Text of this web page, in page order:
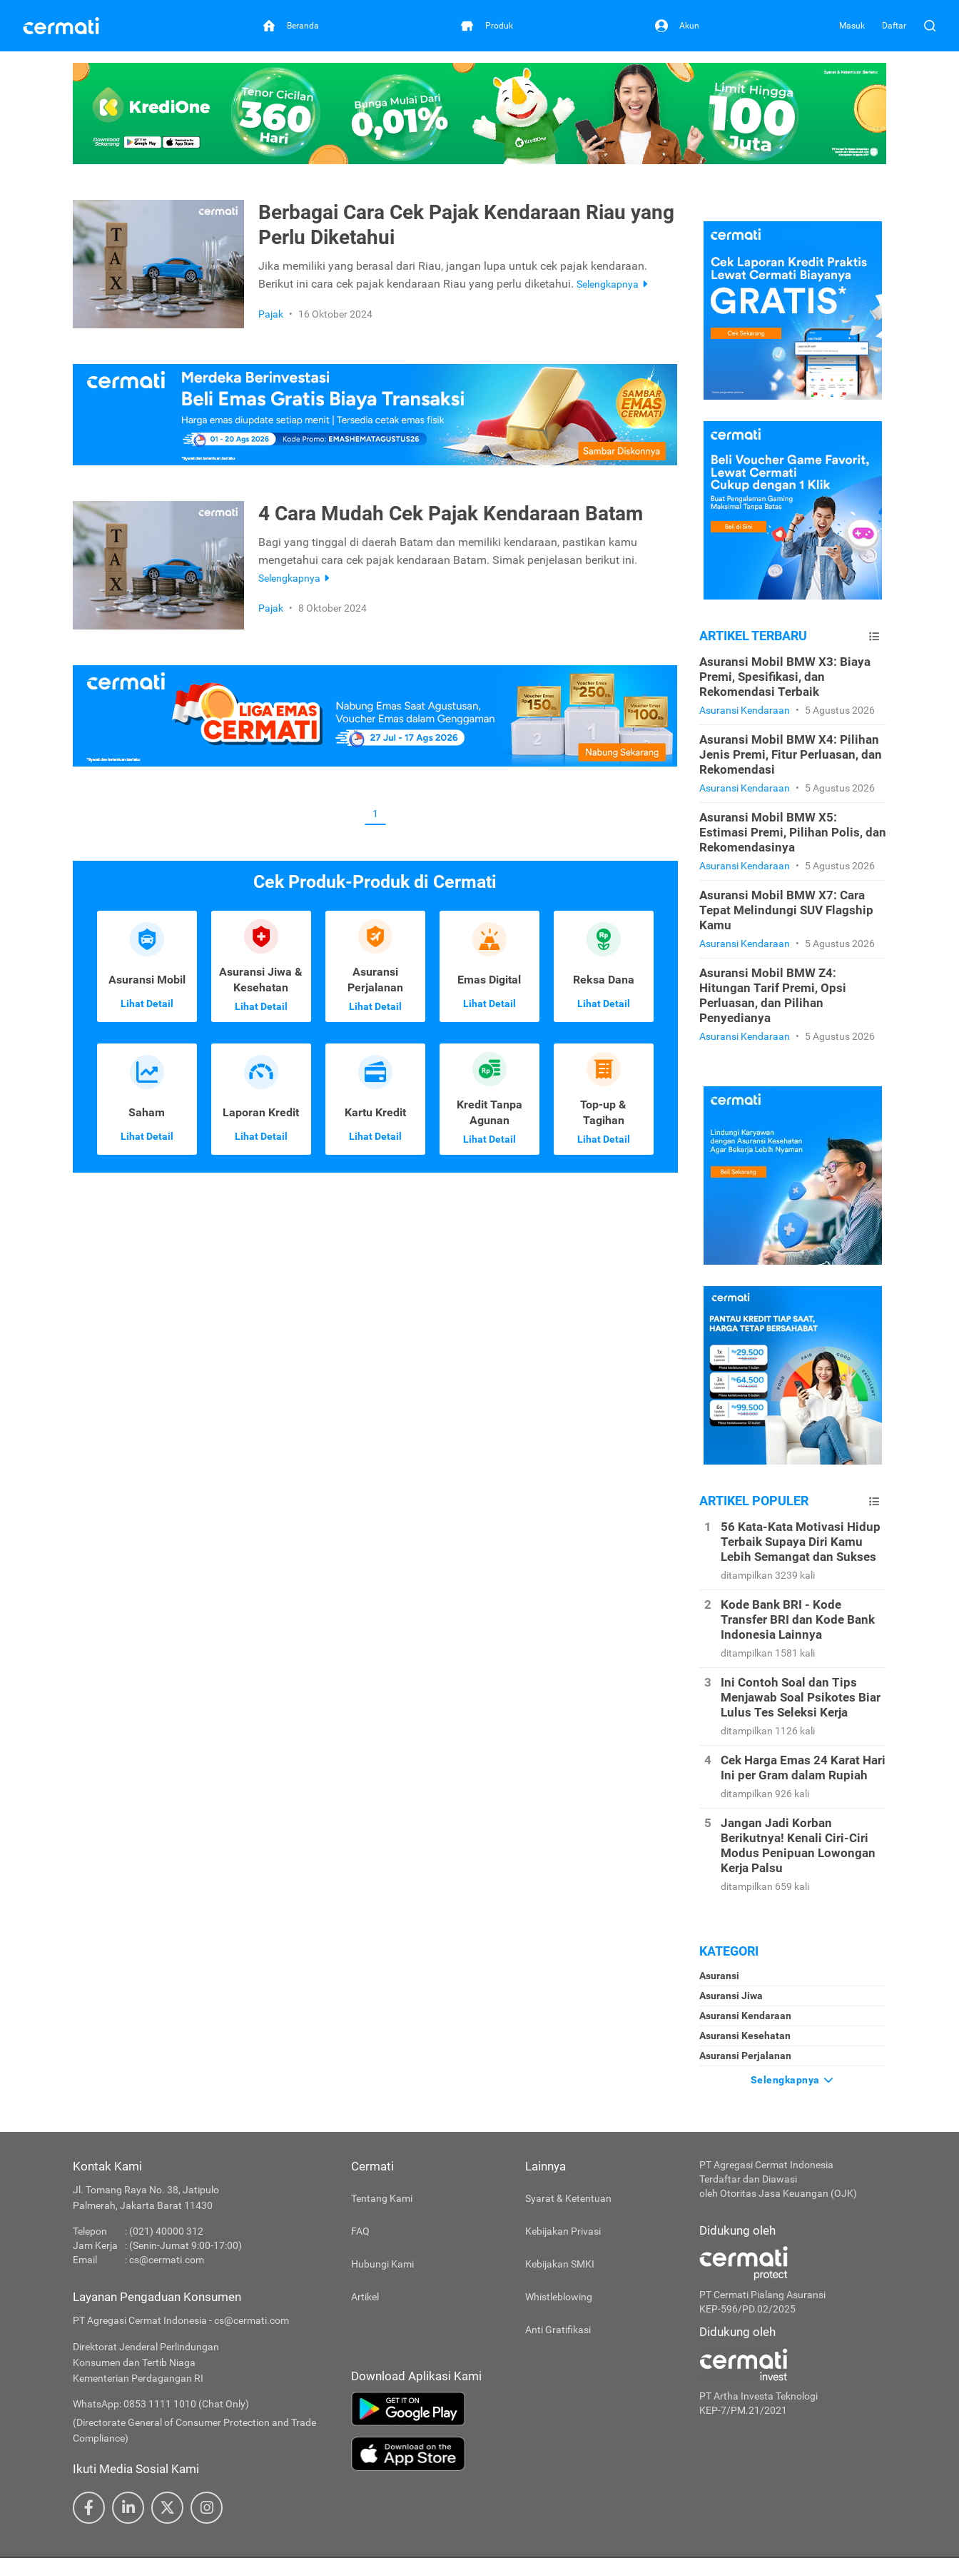
Beranda Produk Akun Masuk Daftar
Berbagai Cara Cek Pajak Kendaraan Riau yang
Perlu Diketahui
Jika memiliki yang berasal dari Riau, jangan lupa untuk cek pajak kendaraan.
Berikut ini cara cek pajak kendaraan Riau yang perlu diketahui. Selengkapnya
Pajak • 16 Oktober 2024
4 Cara Mudah Cek Pajak Kendaraan Batam
Bagi yang tinggal di daerah Batam dan memiliki kendaraan, pastikan kamu
mengetahui cara cek pajak kendaraan Batam. Simak penjelasan berikut ini.
Selengkapnya
Pajak • 8 Oktober 2024
1
Cek Produk-Produk di Cermati
Asuransi Mobil
Lihat Detail
Asuransi Jiwa &
Kesehatan
Lihat Detail
Asuransi
Perjalanan
Lihat Detail
Emas Digital
Lihat Detail
Reksa Dana
Lihat Detail
Saham
Lihat Detail
Laporan Kredit
Lihat Detail
Kartu Kredit
Lihat Detail
Kredit Tanpa
Agunan
Lihat Detail
Top-up &
Tagihan
Lihat Detail
ARTIKEL TERBARU
Asuransi Mobil BMW X3: Biaya
Premi, Spesifikasi, dan
Rekomendasi Terbaik
Asuransi Kendaraan • 5 Agustus 2026
Asuransi Mobil BMW X4: Pilihan
Jenis Premi, Fitur Perluasan, dan
Rekomendasi
Asuransi Kendaraan • 5 Agustus 2026
Asuransi Mobil BMW X5:
Estimasi Premi, Pilihan Polis, dan
Rekomendasinya
Asuransi Kendaraan • 5 Agustus 2026
Asuransi Mobil BMW X7: Cara
Tepat Melindungi SUV Flagship
Kamu
Asuransi Kendaraan • 5 Agustus 2026
Asuransi Mobil BMW Z4:
Hitungan Tarif Premi, Opsi
Perluasan, dan Pilihan
Penyedianya
Asuransi Kendaraan • 5 Agustus 2026
ARTIKEL POPULER
56 Kata-Kata Motivasi Hidup
Terbaik Supaya Diri Kamu
Lebih Semangat dan Sukses
ditampilkan 3239 kali
Kode Bank BRI - Kode
Transfer BRI dan Kode Bank
Indonesia Lainnya
ditampilkan 1581 kali
Ini Contoh Soal dan Tips
Menjawab Soal Psikotes Biar
Lulus Tes Seleksi Kerja
ditampilkan 1126 kali
Cek Harga Emas 24 Karat Hari
Ini per Gram dalam Rupiah
ditampilkan 926 kali
Jangan Jadi Korban
Berikutnya! Kenali Ciri-Ciri
Modus Penipuan Lowongan
Kerja Palsu
ditampilkan 659 kali
KATEGORI
Asuransi
Asuransi Jiwa
Asuransi Kendaraan
Asuransi Kesehatan
Asuransi Perjalanan
Selengkapnya
Kontak Kami
Jl. Tomang Raya No. 38, Jatipulo
Palmerah, Jakarta Barat 11430
Telepon
: (021) 40000 312
Jam Kerja
: (Senin-Jumat 9:00-17:00)
Email
:cs@cermati.com
Layanan Pengaduan Konsumen
PT Agregasi Cermat Indonesia - cs@cermati.com
Direktorat Jenderal Perlindungan
Konsumen dan Tertib Niaga
Kementerian Perdagangan RI
WhatsApp: 0853 1111 1010 (Chat Only)
(Directorate General of Consumer Protection and Trade
Compliance)
Ikuti Media Sosial Kami
Cermati
Tentang Kami
FAQ
Hubungi Kami
Artikel
Lainnya
Syarat & Ketentuan
Kebijakan Privasi
Kebijakan SMKI
Whistleblowing
Anti Gratifikasi
Download Aplikasi Kami
PT Agregasi Cermat Indonesia
Terdaftar dan Diawasi
oleh Otoritas Jasa Keuangan (OJK)
Didukung oleh
PT Cermati Pialang Asuransi
KEP-596/PD.02/2025
Didukung oleh
PT Artha Investa Teknologi
KEP-7/PM.21/2021